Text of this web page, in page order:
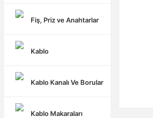
Fiş, Priz ve Anahtarlar
Kablo
Kablo Kanalı Ve Borular
Kablo Makaraları